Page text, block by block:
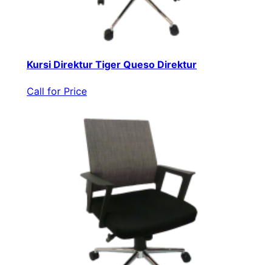
Kursi Direktur Tiger Queso Direktur
Call for Price